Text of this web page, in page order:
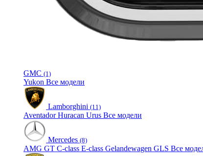
GMC (1)
Yukon Все модели
Lamborghini (11)
AventadorHuracan Urus Все модели
Mercedes (8)
AMG GT C-class E-class Gelandewagen GLS Все